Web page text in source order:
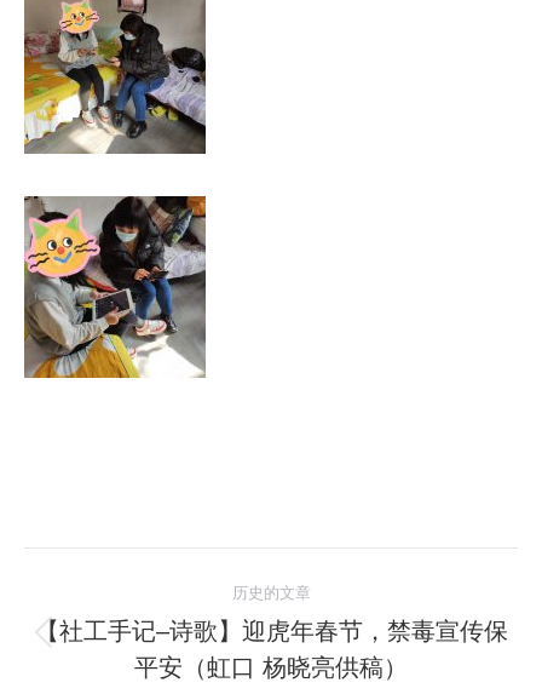
章
历史的文章
历
史
【社工手记–诗歌】迎虎年春节，禁毒宣传保
平安（虹口 杨晓亮供稿）